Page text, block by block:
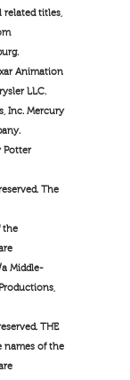
related titles,
Animation
LLC.
Inc. Mercury
Potter
The
the
Middle-
THE
names of the